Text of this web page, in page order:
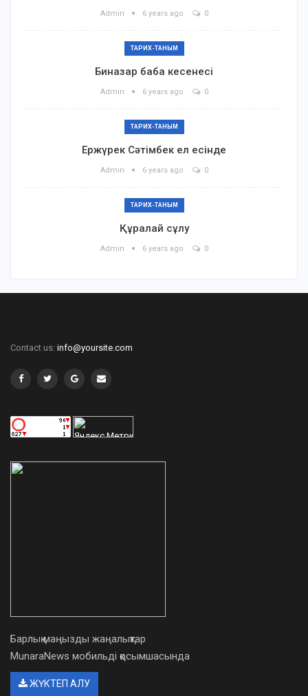
Admin 6 years ago 0
ТАРИХ-ТАНЫМ
Биназар баба кесенесі
Admin 6 years ago 0
ТАРИХ-ТАНЫМ
Ержүрек Сәтімбек ел есінде
Admin 6 years ago 0
ТАРИХ-ТАНЫМ
Құралай сұлу
Admin 6 years ago 0
Contact us: info@yoursite.com
Барлық маңызды жаңалықтар
MunaraNews мобильді қосымшасында
ЖҮКТЕП АЛУ